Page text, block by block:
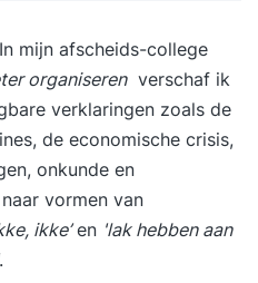
Voor
zit in een standaard
wil doorbreken. Voor
klimaat willen. Voor
nieuw idee of een
heeft......of twee
met zijn product,
iedereen die zich met
mijn afscheids-college
organiserenverschaf ik
verklaringen zoals de
de economische crisis,
onkunde en
vormen van
ikke’en 'lak hebben aan
.